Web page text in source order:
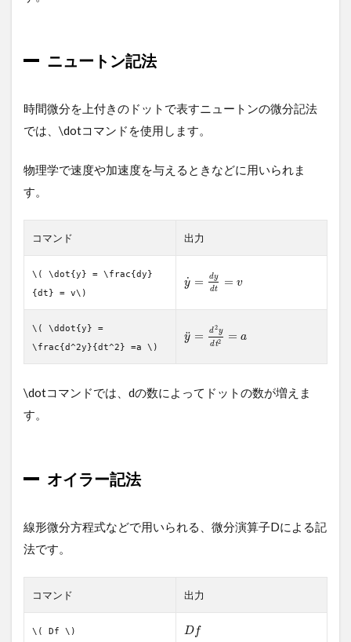
ニュートン記法
時間微分を上付きのドットで表すニュートンの微分記法
では、\dotコマンドを使用します。
物理学で速度や加速度を与えるときなどに用いられま
す。
コマンド 出力
\( \dot{y} = \frac{dy}
{dt} = v\)
y
˙ = dy
dt = v
\( \ddot{y} =
\frac{d^2y}{dt^2} =a \)
y
¨ = d2y
dt2 = a
\dotコマンドでは、dの数によってドットの数が増えま
す。
オイラー記法
線形微分方程式などで用いられる、微分演算子Dによる記
法です。
コマンド 出力
\( Df \) D f